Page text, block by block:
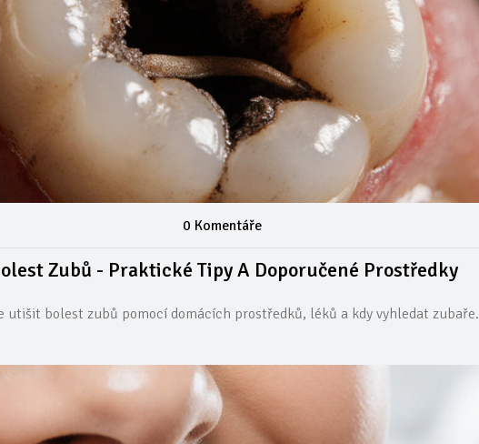
0 Komentáře
Zubů - Praktické Tipy A Doporučené Prostředky
utišit bolest zubů pomocí domácích prostředků, léků a kdy vyhledat zubaře.